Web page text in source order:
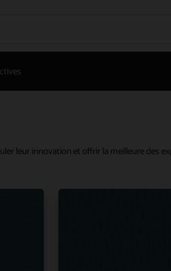
leur innovation et offrir la meilleure des